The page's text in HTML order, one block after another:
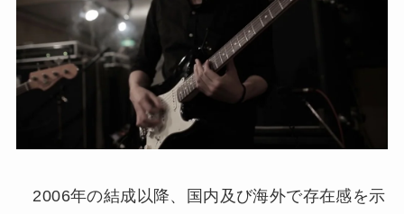
2006年の結成以降、国内及び海外で存在感を示